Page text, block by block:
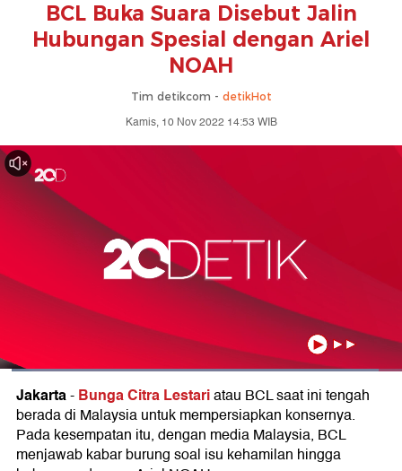
BCL Buka Suara Disebut Jalin
Hubungan Spesial dengan Ariel
NOAH
Tim detikcom - detikHot
Kamis, 10 Nov 2022 14:53 WIB
Jakarta-Bunga Citra Lestariatau BCL saat ini tengah
berada di Malaysia untuk mempersiapkan konsernya.
Pada kesempatan itu, dengan media Malaysia, BCL
menjawab kabar burung soal isu kehamilan hingga